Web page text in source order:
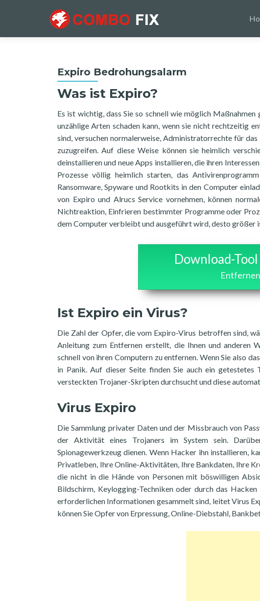
Expiro Bedrohungsalarm
Was ist Expiro?
Es ist wichtig, dass Sie so schnell wie möglich
unzählige Arten schaden kann, wenn sie nicht rechtzeitig
sind, versuchen normalerweise, Administratorrechte für
zuzugreifen. Auf diese Weise können sie heimlich
deinstallieren und neue Apps installieren, die ihren
Prozesse völlig heimlich starten, das
Ransomware, Spyware und Rootkits in den Computer
von Expiro und Alrucs Service vornehmen, können
Nichtreaktion, Einfrieren bestimmter Programme oder
dem Computer verbleibt und ausgeführt wird, desto größer
Download-
Ist Expiro ein Virus?
Die Zahl der Opfer, die vom Expiro-Virus betroffen sind,
Anleitung zum Entfernen erstellt, die Ihnen und anderen
schnell von ihren Computern zu entfernen. Wenn Sie also
in Panik. Auf dieser Seite finden Sie auch ein
versteckten Trojaner-Skripten durchsucht und diese
Virus Expiro
Die Sammlung privater Daten und der Missbrauch von
der Aktivität eines Trojaners im System sein.
Spionagewerkzeug dienen. Wenn Hacker ihn installieren,
Privatleben, Ihre Online-Aktivitäten, Ihre Bankdaten, Ihre
die nicht in die Hände von Personen mit böswilligen
Bildschirm, Keylogging-Techniken oder durch das
erforderlichen Informationen gesammelt sind, leitet Virus
können Sie Opfer von Erpressung, Online-Diebstahl,